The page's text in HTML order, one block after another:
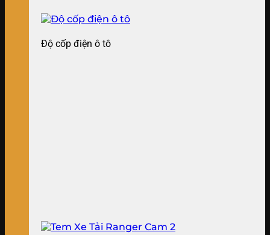
Độ cốp điện ô tô